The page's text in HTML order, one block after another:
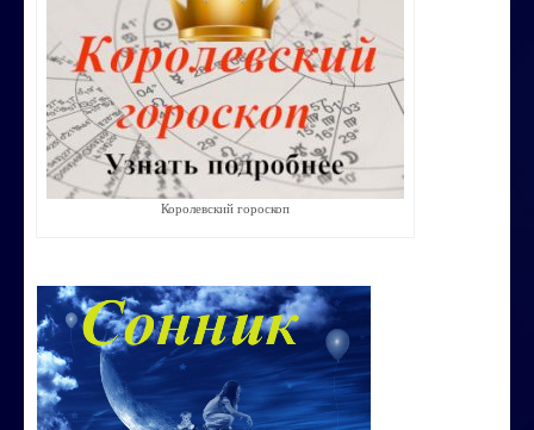
КОНТАКТЫ
Королевский гороскоп